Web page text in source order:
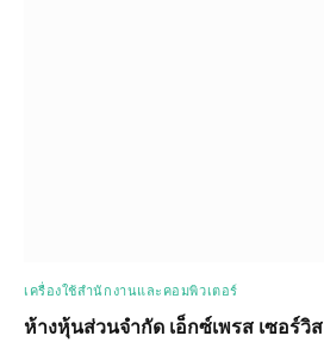
เครื่องใช้สำนักงานและคอมพิวเตอร์
ห้างหุ้นส่วนจำกัด เอ็กซ์เพรส เซอร์วิส